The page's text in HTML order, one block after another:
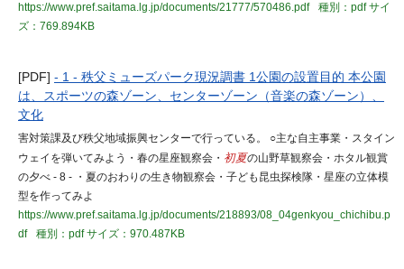
https://www.pref.saitama.lg.jp/documents/21777/570486.pdf
種別：pdfサイ
ズ：769.894KB
[PDF] - 1 - 秩父ミューズパーク現況調書 1公園の設置目的 本公園
は、スポーツの森ゾーン、センターゾーン（音楽の森ゾーン）、
文化
害対策課及び秩父地域振興センターで行っている。 ○主な自主事業・スタイン
ウェイを弾いてみよう・春の星座観察会・ 初夏の山野草観察会・ホタル観賞
の夕べ - 8 - ・夏のおわりの生き物観察会・子ども昆虫探検隊・星座の立体模
型を作ってみよ
https://www.pref.saitama.lg.jp/documents/218893/08_04genkyou_chichibu.p
df
種別：pdfサイズ：970.487KB